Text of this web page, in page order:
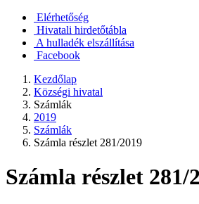
Elérhetőség
Hivatali hirdetőtábla
A hulladék elszállítása
Facebook
Kezdőlap
Községi hivatal
Számlák
2019
Számlák
Számla részlet 281/2019
Számla részlet 281/